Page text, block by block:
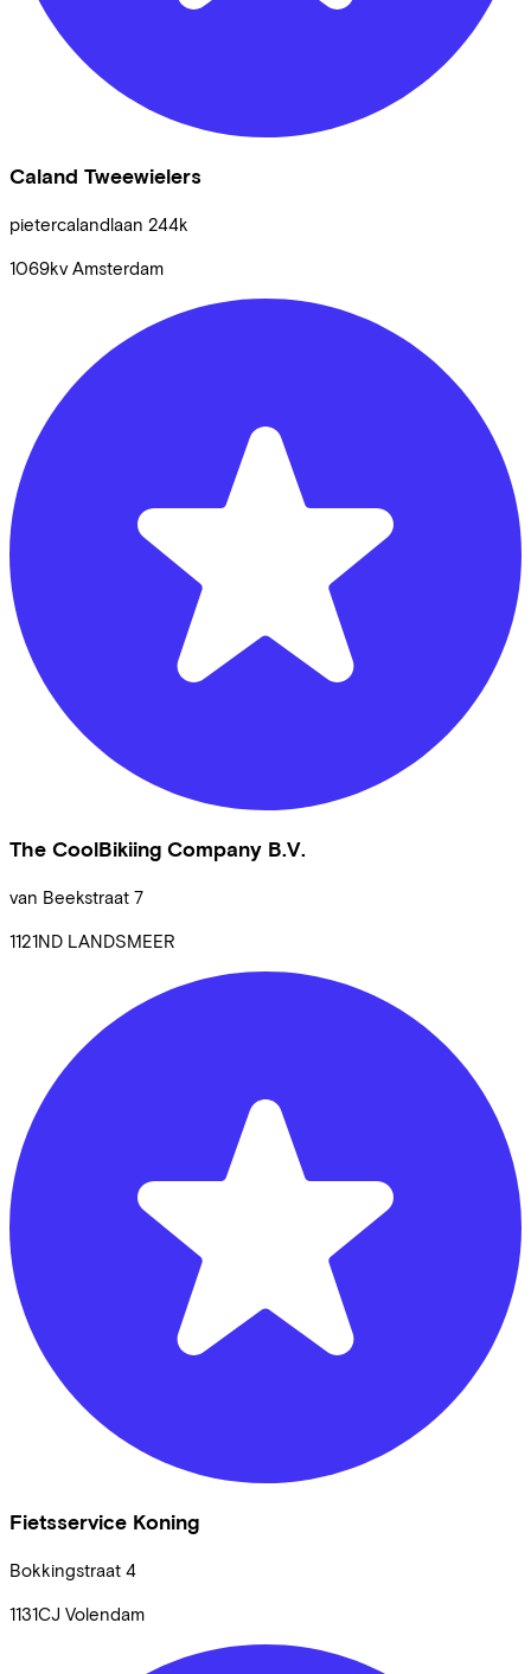
Caland Tweewielers
pietercalandlaan 244k
1069kv Amsterdam
The CoolBikiing Company B.V.
van Beekstraat 7
1121ND LANDSMEER
Fietsservice Koning
Bokkingstraat 4
1131CJ Volendam